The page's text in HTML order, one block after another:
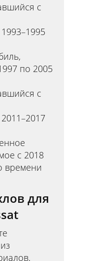
с
по 2005
с
с 2018
времени
для